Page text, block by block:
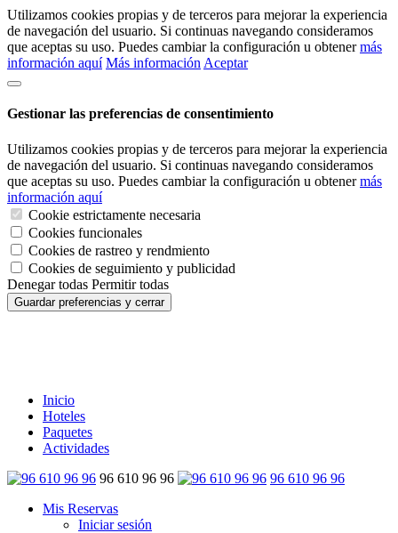
Utilizamos cookies propias y de terceros para mejorar la experiencia
de navegación del usuario. Si continuas navegando consideramos
que aceptas su uso. Puedes cambiar la configuración u obtenermás
información aquí Más información Aceptar
Gestionar las preferencias de consentimiento
Utilizamos cookies propias y de terceros para mejorar la experiencia
de navegación del usuario. Si continuas navegando consideramos
que aceptas su uso. Puedes cambiar la configuración u obtenermás
información aquí
Cookie estrictamente necesaria
Cookies funcionales
Cookies de rastreo y rendmiento
Cookies de seguimiento y publicidad
Denegar todas Permitir todas
Guardar preferencias y cerrar
Inicio
Hoteles
Paquetes
Actividades
96 610 96 96
96 610 96 96
Mis Reservas
Iniciar sesión